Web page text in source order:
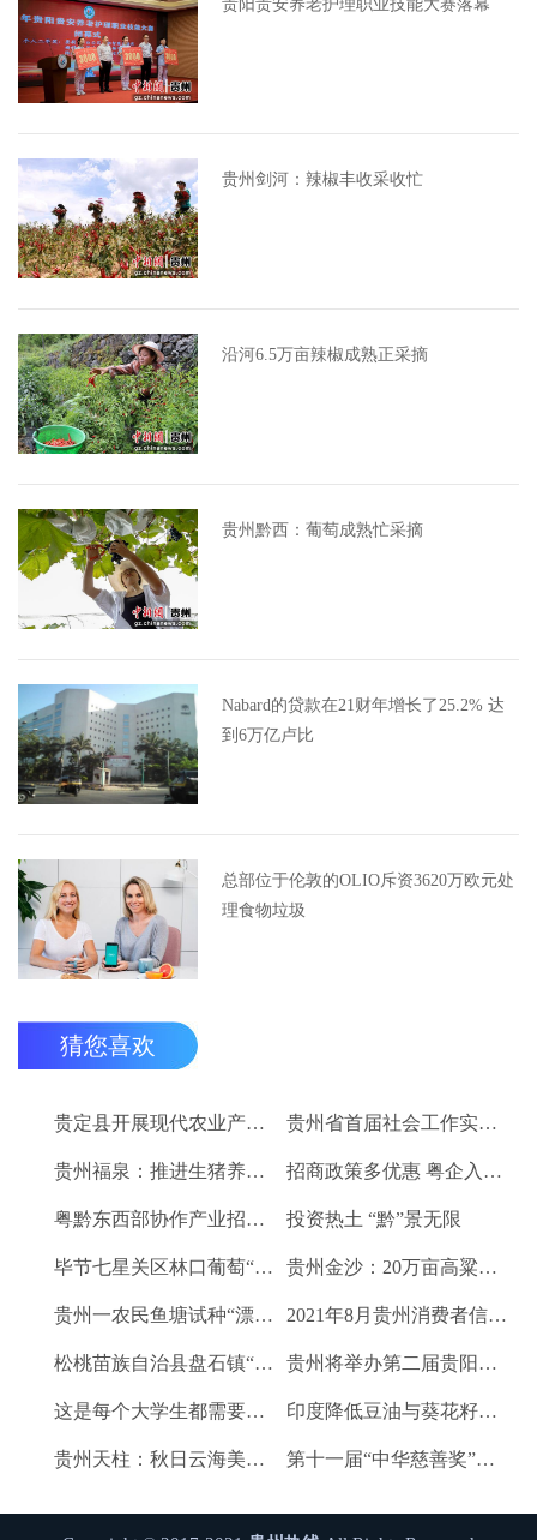
贵阳贵安养老护理职业技能大赛落幕
贵州剑河：辣椒丰收采收忙
沿河6.5万亩辣椒成熟正采摘
贵州黔西：葡萄成熟忙采摘
Nabard的贷款在21财年增长了25.2% 达
到6万亿卢比
总部位于伦敦的OLIO斥资3620万欧元处
理食物垃圾
猜您喜欢
贵定县开展现代农业产业“稻+N”田间示范技术培训 贵州省首届社会工作实务技能大赛启动
贵州福泉：推进生猪养殖现代化 开创产业发展新格局 招商政策多优惠 粤企入黔得实惠
粤黔东西部协作产业招商对接会将于9月8日举行 投资热土 “黔”景无限
毕节七星关区林口葡萄“卖”进羊城 贵州金沙：20万亩高粱、2.67万亩烤烟喜获丰收
贵州一农民鱼塘试种“漂浮水稻”获成功 亩产千斤稻谷 2021年8月贵州消费者信心及健康指数创下新高
松桃苗族自治县盘石镇“三驾马车”拉出人民群众平安幸福生活 贵州将举办第二届贵阳工业博览会
这是每个大学生都需要的1个金融工具 印度降低豆油与葵花籽油进口税以平息价格
贵州天柱：秋日云海美如画 第十一届“中华慈善奖”揭晓 贵州2企业1项目1人获奖